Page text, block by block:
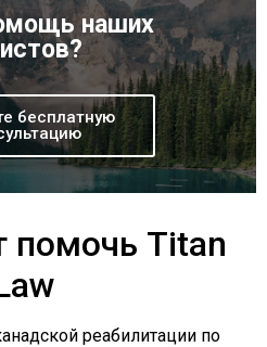
наших
бесплатную
Titan
реабилитации по